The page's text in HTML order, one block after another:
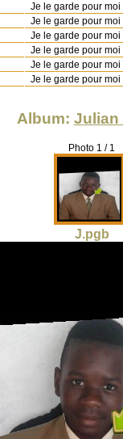
Je le garde pour moi
Je le garde pour moi
Je le garde pour moi
Je le garde pour moi
Je le garde pour moi
Je le garde pour moi
Album: Julian
Photo 1 / 1
J.pgb